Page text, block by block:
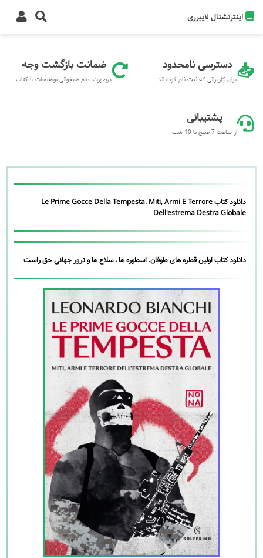
اینترنشنال لایبرری
دسترسی نامحدود
برای کاربرانی که ثبت نام کرده اند
ضمانت بازگشت وجه
درصورت عدم همخوانی توضیحات با کتاب
پشتیبانی
از ساعت 7 صبح تا 10 شب
دانلود کتاب Le Prime Gocce Della Tempesta. Miti, Armi E Terrore
Dell'estrema Destra Globale
دانلود کتاب اولین قطره های طوفان. اسطوره ها ، سلاح ها و ترور جهانی حق راست